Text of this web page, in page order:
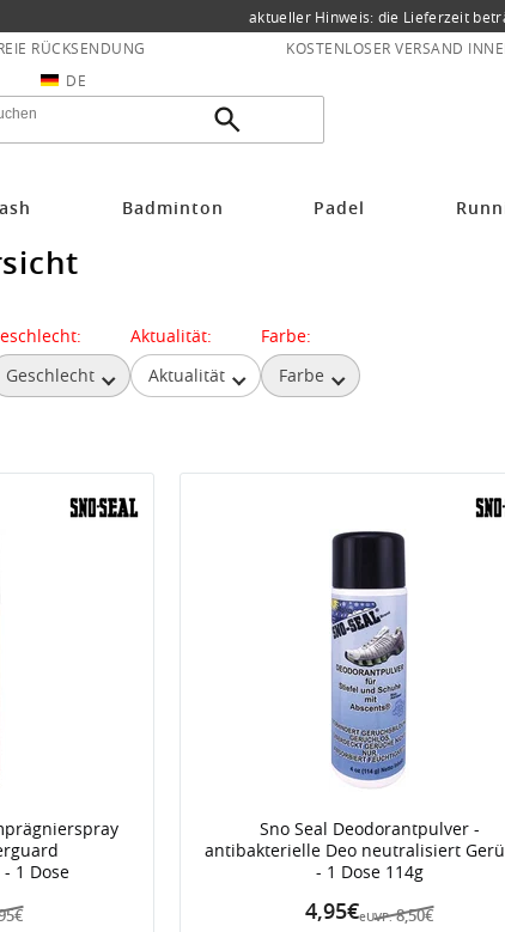
aktueller Hinweis: die Lieferzeit
RÜCKSENDUNG KOSTENLOSER VERSAND
DE
Badminton Padel
Geschlecht
Aktualität:
Aktualität
Farbe:
Farbe
1 Dose
Sno Seal Deodorantpulver -
antibakterielle Deo neutralisiert
- 1 Dose 114g
eUVP: 8,50€
4,95€